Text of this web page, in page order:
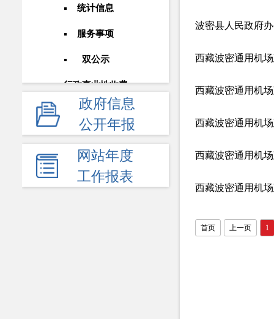
统计信息
服务事项
双公示
行政事业性收费
政府采购
重大建设项目
民生领域
应急管理
政府信息
公开年报
网站年度
工作报表
西藏波密通用机
西藏波密通用机
西藏波密通用机
西藏波密通用机
西藏波密通用机
首页 上一页 1